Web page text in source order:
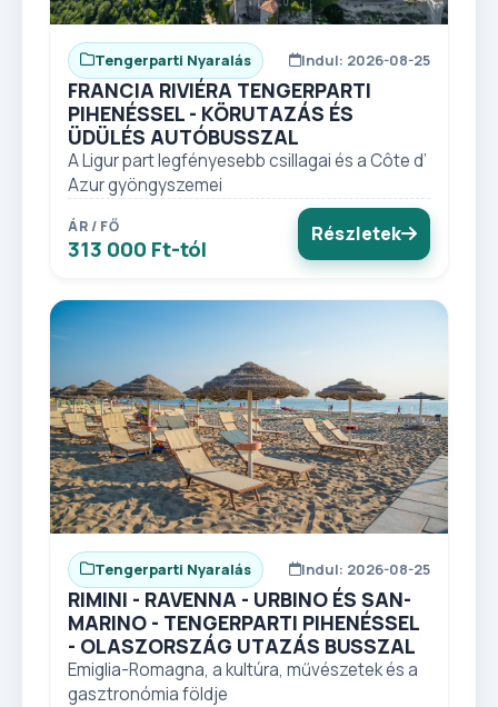
Tengerparti Nyaralás Indul: 2026-08-25
FRANCIA RIVIÉRA TENGERPARTI
PIHENÉSSEL - KÖRUTAZÁS ÉS
ÜDÜLÉS AUTÓBUSSZAL
A Ligur part legfényesebb csillagai és a Côte d’
Azur gyöngyszemei
ÁR / FŐ
313 000 Ft-tól
Részletek
Tengerparti Nyaralás Indul: 2026-08-25
RIMINI - RAVENNA - URBINO ÉS SAN-
MARINO - TENGERPARTI PIHENÉSSEL
- OLASZORSZÁG UTAZÁS BUSSZAL
Emiglia-Romagna, a kultúra, művészetek és a
gasztronómia földje